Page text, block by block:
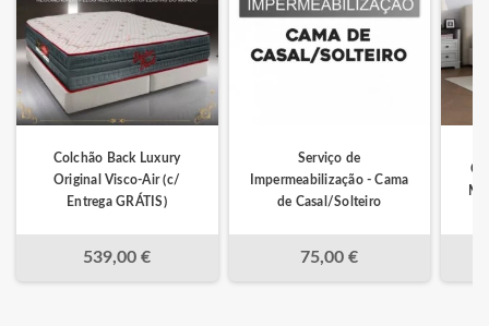
Colchão Back Luxury
Original Visco-Air (c/
Entrega GRÁTIS)
539,00 €
Serviço de
Impermeabilização - Cama
de Casal/Solteiro
75,00 €